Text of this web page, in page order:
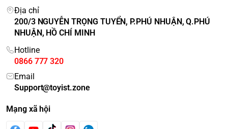
Địa chỉ
200/3 NGUYỄN TRỌNG TUYỂN, P.PHÚ NHUẬN, Q.PHÚ
NHUẬN, HỒ CHÍ MINH
Hotline
0866 777 320
Email
Support@toyist.zone
Mạng xã hội